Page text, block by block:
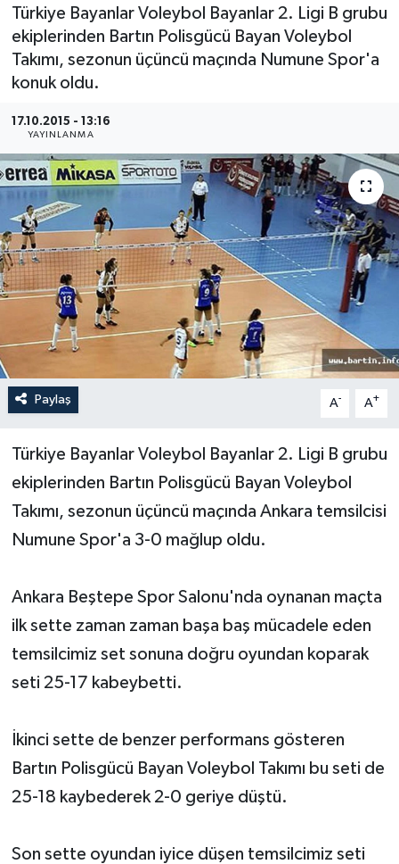
Türkiye Bayanlar Voleybol Bayanlar 2. Ligi B grubu
ekiplerinden Bartın Polisgücü Bayan Voleybol
Takımı, sezonun üçüncü maçında Numune Spor'a
konuk oldu.
17.10.2015 - 13:16
YAYINLANMA
Paylaş A- A+
Türkiye Bayanlar Voleybol Bayanlar 2. Ligi B grubu
ekiplerinden Bartın Polisgücü Bayan Voleybol
Takımı, sezonun üçüncü maçında Ankara temsilcisi
Numune Spor'a 3-0 mağlup oldu.
Ankara Beştepe Spor Salonu'nda oynanan maçta
ilk sette zaman zaman başa baş mücadele eden
temsilcimiz set sonuna doğru oyundan koparak
seti 25-17 kabeybetti.
İkinci sette de benzer performans gösteren
Bartın Polisgücü Bayan Voleybol Takımı bu seti de
25-18 kaybederek 2-0 geriye düştü.
Son sette oyundan iyice düşen temsilcimiz seti
Medya
Sağlık
Sinema
Sivil Toplum
Siyaset
Spor
Tarım
Turizm
Yaşam
DÜNYA
YEREL